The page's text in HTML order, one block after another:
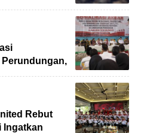
Perundungan,
Rebut
Ingatkan